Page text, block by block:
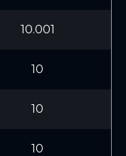
10.001
10
10
10